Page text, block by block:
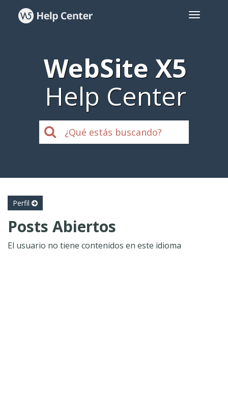
WebSite X5
Help Center
Perfil
Posts Abiertos
El usuario no tiene contenidos en este idioma